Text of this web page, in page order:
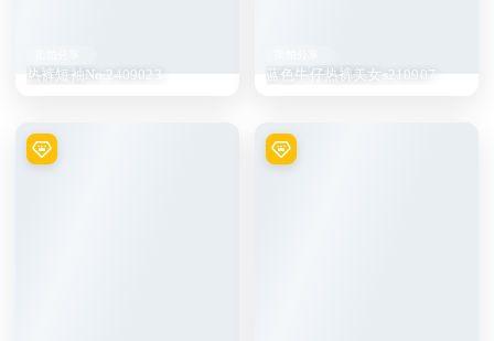
热裤短袖No.2409023 蓝色牛仔热裤美女s210907